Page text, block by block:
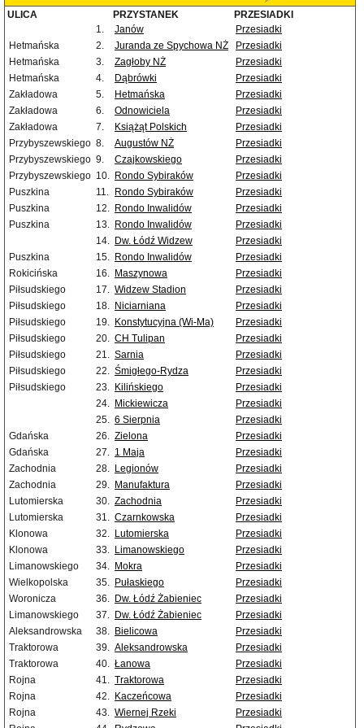
ULICA PRZYSTANEK
PRZESIADKI
1.
Janów
Przesiadki
Hetmańska
2. Juranda ze Spychowa NŻ
Przesiadki
Hetmańska
3. Zagłoby NŻ
Przesiadki
Hetmańska
4. Dąbrówki
Przesiadki
Zakładowa
5. Hetmańska
Przesiadki
Zakładowa
6. Odnowiciela
Przesiadki
Zakładowa
7. Książąt Polskich
Przesiadki
Przybyszewskiego 8. Augustów NŻ
Przesiadki
Przybyszewskiego 9. Czajkowskiego
Przesiadki
Przybyszewskiego 10. Rondo Sybiraków
Przesiadki
Puszkina
11. Rondo Sybiraków
Przesiadki
Puszkina
12. Rondo Inwalidów
Przesiadki
Puszkina
13. Rondo Inwalidów
Przesiadki
14. Dw. Łódź Widzew
Przesiadki
Puszkina
15. Rondo Inwalidów
Przesiadki
Rokicińska
16. Maszynowa
Przesiadki
Piłsudskiego
17. Widzew Stadion
Przesiadki
Piłsudskiego
18. Niciarniana
Przesiadki
Piłsudskiego
19. Konstytucyjna (Wi-Ma)
Przesiadki
Piłsudskiego
20. CH Tulipan
Przesiadki
Piłsudskiego
21. Sarnia
Przesiadki
Piłsudskiego
22. Śmigłego-Rydza
Przesiadki
Piłsudskiego
23. Kilińskiego
Przesiadki
24. Mickiewicza
Przesiadki
25. 6 Sierpnia
Przesiadki
Gdańska
26. Zielona
Przesiadki
Gdańska
27. 1 Maja
Przesiadki
Zachodnia
28. Legionów
Przesiadki
Zachodnia
29. Manufaktura
Przesiadki
Lutomierska
30. Zachodnia
Przesiadki
Lutomierska
31. Czarnkowska
Przesiadki
Klonowa
32. Lutomierska
Przesiadki
Klonowa
33. Limanowskiego
Przesiadki
Limanowskiego
34. Mokra
Przesiadki
Wielkopolska
35. Pułaskiego
Przesiadki
Woronicza
36. Dw. Łódź Żabieniec
Przesiadki
Limanowskiego
37. Dw. Łódź Żabieniec
Przesiadki
Aleksandrowska
38. Bielicowa
Przesiadki
Traktorowa
39. Aleksandrowska
Przesiadki
Traktorowa
40. Łanowa
Przesiadki
Rojna
41. Traktorowa
Przesiadki
Rojna
42. Kaczeńcowa
Przesiadki
Rojna
43. Wiernej Rzeki
Przesiadki